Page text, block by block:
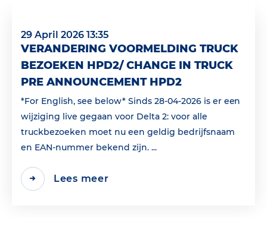
29 April 2026 13:35
VERANDERING VOORMELDING TRUCK
BEZOEKEN HPD2/ CHANGE IN TRUCK
PRE ANNOUNCEMENT HPD2
*For English, see below* Sinds 28-04-2026 is er een
wijziging live gegaan voor Delta 2: voor alle
truckbezoeken moet nu een geldig bedrijfsnaam
en EAN‑nummer bekend zijn. ...
Lees meer